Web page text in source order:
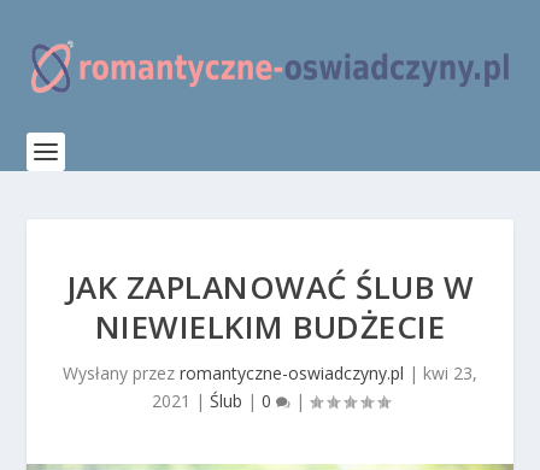
JAK ZAPLANOWAĆ ŚLUB W
NIEWIELKIM BUDŻECIE
Wysłany przez romantyczne-oswiadczyny.pl | kwi 23,
2021 | Ślub | 0 |